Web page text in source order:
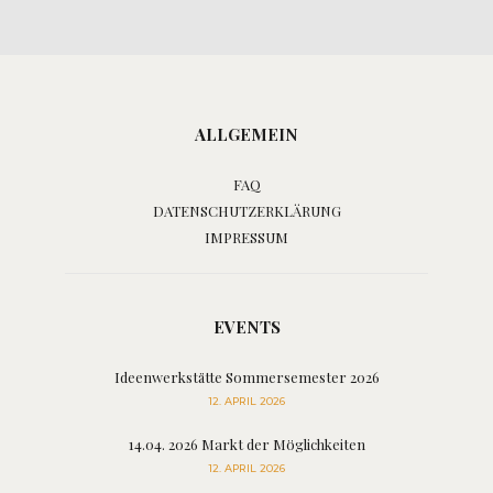
ALLGEMEIN
FAQ
DATENSCHUTZERKLÄRUNG
IMPRESSUM
EVENTS
Ideenwerkstätte Sommersemester 2026
12. APRIL 2026
14.04. 2026 Markt der Möglichkeiten
12. APRIL 2026